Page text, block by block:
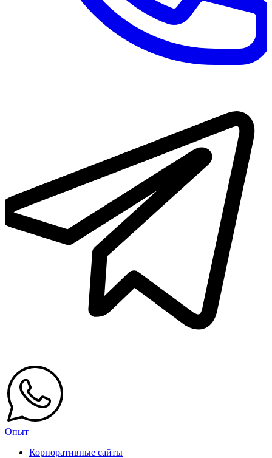
Опыт
Корпоративные сайты